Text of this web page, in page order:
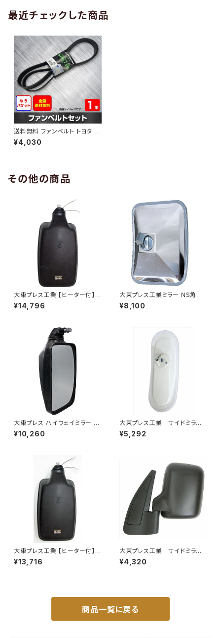
最近チェックした商品
送料無料 ファンベルト トヨタ ラ
クティス 型式SCP100 H17.09
～H22.11 （国内トップメーカー）
¥4,030
その他の商品
大東プレス工業 【ヒーター付】ハ
イウェイミラー ヒーター付 80
¥14,796
大東プレス工業ミラー NS角型
トレーラーﾐﾗｰ (SUS) L013 DI
-58SUS
¥8,100
大東プレス ハイウェイミラー R1
¥10,260
大東プレス工業 サイドミラー/
バックミラーH400 小判 DI-
8 DI-8
¥5,292
大東プレス工業 【ヒーター付】
ハイウェイミラー R1000 326×
206 リモコン無 ヒーター付 DI-
¥13,716
大東プレス工業 サイドミラー/
バックミラースバル サンバー
左 99年～ DI-641
¥4,320
商品一覧に戻る